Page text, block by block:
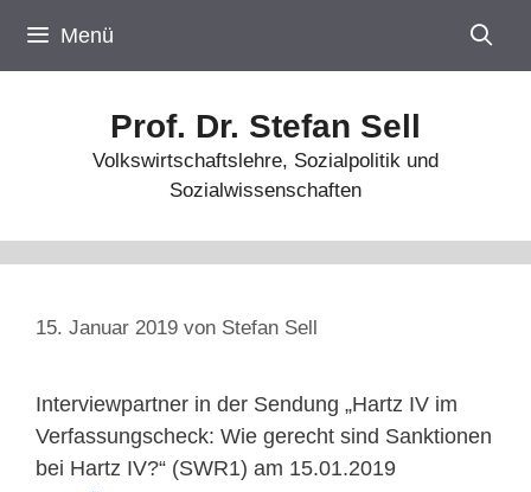
Inhalt
springen
Menü
Prof. Dr. Stefan Sell
Volkswirtschaftslehre, Sozialpolitik und
Sozialwissenschaften
15. Januar 2019 von Stefan Sell
Interviewpartner in der Sendung „Hartz IV im
Verfassungscheck: Wie gerecht sind Sanktionen
bei Hartz IV?“ (SWR1) am 15.01.2019